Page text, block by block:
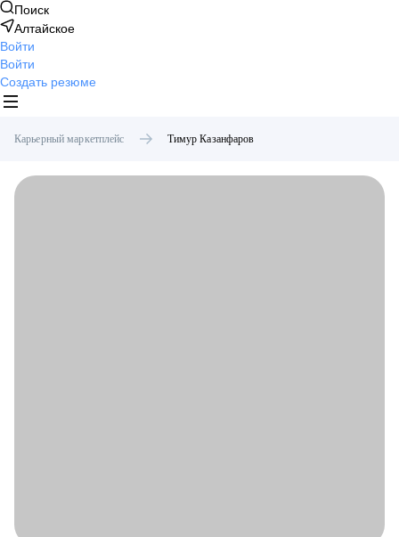
Поиск
Алтайское
Войти
Войти
Создать резюме
Карьерный маркетплейс Тимур Казанфаров